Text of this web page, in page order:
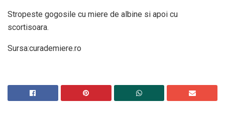
Stropeste gogosile cu miere de albine si apoi cu
scortisoara.
Sursa:curademiere.ro